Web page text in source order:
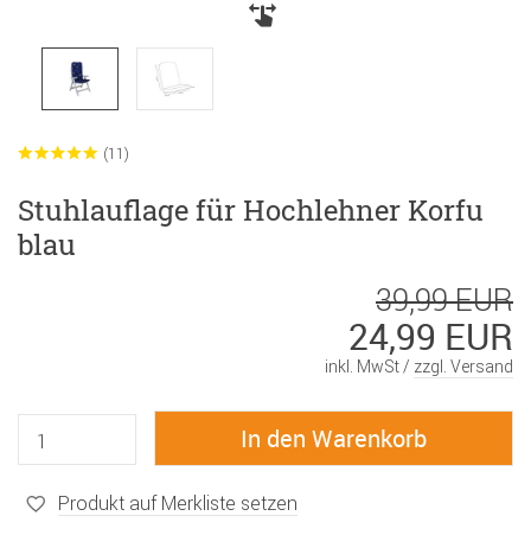
(11)
Stuhlauflage für Hochlehner Korfu
blau
39,99 EUR
24,99 EUR
inkl. MwSt / zzgl. Versand
Produkt auf Merkliste setzen